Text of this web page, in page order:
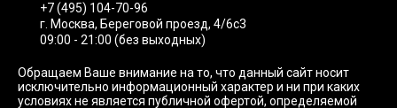
+7 (495) 104-70-96
г. Москва, Береговой проезд, 4/6с3
09:00 - 21:00 (без выходных)
Обращаем Ваше внимание на то, что данный сайт носит
исключительно информационный характер и ни при каких
условиях не является публичной офертой, определяемой